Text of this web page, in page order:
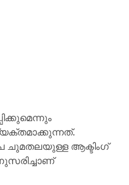
ചുമതലയുള്ള ആക്ടിംഗ്